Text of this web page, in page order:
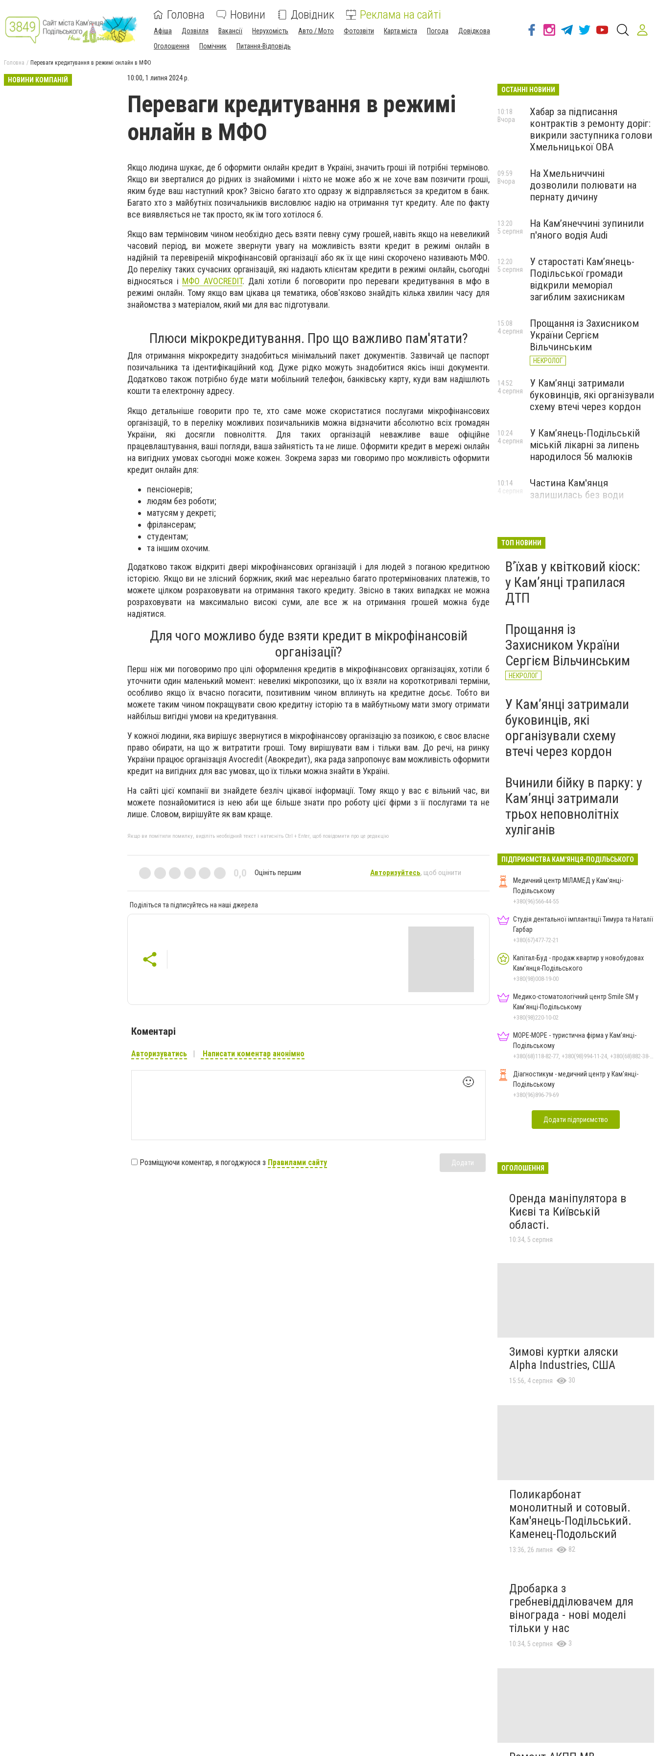
Головна Новини Довідник Реклама на сайті
Афіша Дозвілля Вакансії Нерухомість Авто / Мото Фотозвіти Карта міста Погода
Довідкова
Оголошення
Помічник Питання-Відповідь
Головна Переваги кредитування в режимі онлайн в МФО
НОВИНИ КОМПАНІЙ 10:00, 1 липня 2024 р.
Переваги кредитування в режимі
онлайн в МФО
Якщо людина шукає, де б оформити онлайн кредит в Україні, значить гроші їй потрібні терміново.
Якщо ви зверталися до рідних із знайомими і ніхто не може або ж не хоче вам позичити гроші,
яким буде ваш наступний крок? Звісно багато хто одразу ж відправляється за кредитом в банк.
Багато хто з майбутніх позичальників висловлює надію на отримання тут кредиту. Але по факту
все виявляється не так просто, як їм того хотілося б.
Якщо вам терміновим чином необхідно десь взяти певну суму грошей, навіть якщо на невеликий
часовий період, ви можете звернути увагу на можливість взяти кредит в режимі онлайн в
надійній та перевіреній мікрофінансовій організації або як їх ще нині скорочено називають МФО.
До переліку таких сучасних організацій, які надають клієнтам кредити в режимі онлайн, сьогодні
відносяться і МФО AVOCREDIT. Далі хотіли б поговорити про переваги кредитування в мфо в
режимі онлайн. Тому якщо вам цікава ця тематика, обов'язково знайдіть кілька хвилин часу для
знайомства з матеріалом, який ми для вас підготували.
Плюси мікрокредитування. Про що важливо пам'ятати?
Для отримання мікрокредиту знадобиться мінімальний пакет документів. Зазвичай це паспорт
позичальника та ідентифікаційний код. Дуже рідко можуть знадобитися якісь інші документи.
Додатково також потрібно буде мати мобільний телефон, банківську карту, куди вам надішлють
кошти та електронну адресу.
Якщо детальніше говорити про те, хто саме може скористатися послугами мікрофінансових
організацій, то в переліку можливих позичальників можна відзначити абсолютно всіх громадян
України, які досягли повноліття. Для таких організацій неважливе ваше офіційне
працевлаштування, ваші погляди, ваша зайнятість та не лише. Оформити кредит в мережі онлайн
на вигідних умовах сьогодні може кожен. Зокрема зараз ми говоримо про можливість оформити
кредит онлайн для:
пенсіонерів;
людям без роботи;
матусям у декреті;
фрілансерам;
студентам;
та іншим охочим.
Додатково також відкриті двері мікрофінансових організацій і для людей з поганою кредитною
історією. Якщо ви не злісний боржник, який має нереально багато протермінованих платежів, то
можете цілком розраховувати на отримання такого кредиту. Звісно в таких випадках не можна
розраховувати на максимально високі суми, але все ж на отримання грошей можна буде
надіятися.
Для чого можливо буде взяти кредит в мікрофінансовій
організації?
Перш ніж ми поговоримо про цілі оформлення кредитів в мікрофінансових організаціях, хотіли б
уточнити один маленький момент: невеликі мікропозики, що їх взяли на короткотривалі терміни,
особливо якщо їх вчасно погасити, позитивним чином вплинуть на кредитне досьє. Тобто ви
можете таким чином покращувати свою кредитну історію та в майбутньому мати змогу отримати
найбільш вигідні умови на кредитування.
У кожної людини, яка вирішує звернутися в мікрофінансову організацію за позикою, є своє власне
право обирати, на що ж витратити гроші. Тому вирішувати вам і тільки вам. До речі, на ринку
України працює організація Avocredit (Авокредит), яка рада запропонує вам можливість оформити
кредит на вигідних для вас умовах, що їх тільки можна знайти в Україні.
На сайті цієї компанії ви знайдете безліч цікавої інформації. Тому якщо у вас є вільний час, ви
можете познайомитися із нею аби ще більше знати про роботу цієї фірми з її послугами та не
лише. Словом, вирішуйте як вам краще.
Якщо ви помітили помилку, виділіть необхідний текст і натисніть Ctrl + Enter, щоб повідомити про це редакцію
0,0 Оцініть першим Авторизуйтесь, щоб оцінити
Поділіться та підписуйтесь на наші джерела
Коментарі
Авторизуватись Написати коментар анонімно
🙂
Розміщуючи коментар, я погоджуюся з Правилами сайту Додати
ОСТАННІ НОВИНИ
Хабар за підписання
контрактів з ремонту доріг:
викрили заступника голови
Хмельницької ОВА
10:18
Вчора
На Хмельниччині
дозволили полювати на
пернату дичину
09:59
Вчора
На Камʼянеччині зупинили
п'яного водія Audi
13:20
5 серпня
У старостаті Кам’янець-
Подільської громади
відкрили меморіал
загиблим захисникам
12:20
5 серпня
Прощання із Захисником
України Сергієм
Вільчинським
НЕКРОЛОГ
15:08
4 серпня
У Кам’янці затримали
буковинців, які організували
схему втечі через кордон
14:52
4 серпня
У Кам’янець-Подільській
міській лікарні за липень
народилося 56 малюків
10:24
4 серпня
Частина Кам'янця
залишилась без води
10:14
4 серпня
ТОП НОВИНИ
Вʼїхав у квітковий кіоск:
у Камʼянці трапилася
ДТП
Прощання із
Захисником України
Сергієм Вільчинським
НЕКРОЛОГ
У Кам’янці затримали
буковинців, які
організували схему
втечі через кордон
Вчинили бійку в парку: у
Кам’янці затримали
трьох неповнолітніх
хуліганів
ПІДПРИЄМСТВА КАМ'ЯНЦЯ-ПОДІЛЬСЬКОГО
Медичний центр МІЛАМЕД у Кам'янці-
Подільському
+380(96)566-44-55
Студія дентальної імплантації Тимура та Наталії
Гарбар
+380(67)477-72-21
Капітал-Буд - продаж квартир у новобудовах
Кам’янця-Подільського
+380(98)008-19-00
Медико-стоматологічний центр Smile SM у
Кам’янці-Подільському
+380(98)220-10-02
МОРЕ-МОРЕ - туристична фірма у Кам’янці-
Подільському
+380(68)118-82-77, +380(98)994-11-24, +380(68)882-38-28
Діагностикум - медичний центр у Кам'янці-
Подільському
+380(96)896-79-69
Додати підприємство
ОГОЛОШЕННЯ
Оренда маніпулятора в
Києві та Київській
області.
10:34, 5 серпня
Зимові куртки аляски
Alpha Industries, США
15:56, 4 серпня 30
Поликарбонат
монолитный и сотовый.
Кам'янець-Подільський.
Каменец-Подольский
13:36, 26 липня 82
Дробарка з
гребневідділювачем для
вінограда - нові моделі
тільки у нас
10:34, 5 серпня 3